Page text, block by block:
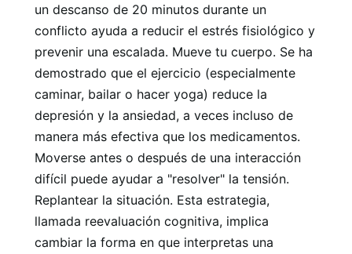
un descanso de 20 minutos durante un
conflicto ayuda a reducir el estrés fisiológico y
prevenir una escalada. Mueve tu cuerpo. Se ha
demostrado que el ejercicio (especialmente
caminar, bailar o hacer yoga) reduce la
depresión y la ansiedad, a veces incluso de
manera más efectiva que los medicamentos.
Moverse antes o después de una interacción
difícil puede ayudar a "resolver" la tensión.
Replantear la situación. Esta estrategia,
llamada reevaluación cognitiva, implica
cambiar la forma en que interpretas una